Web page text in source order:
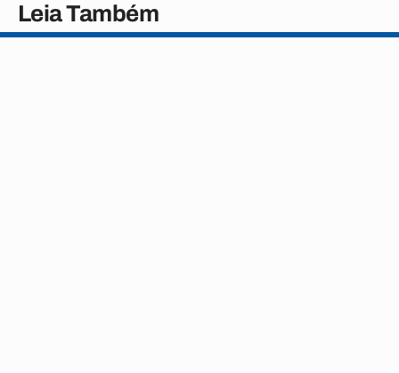
Leia Também